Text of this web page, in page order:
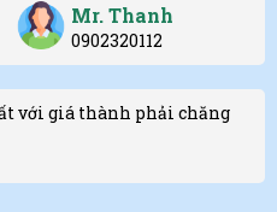
Mr. Thanh
0902320112
với giá thành phải chăng